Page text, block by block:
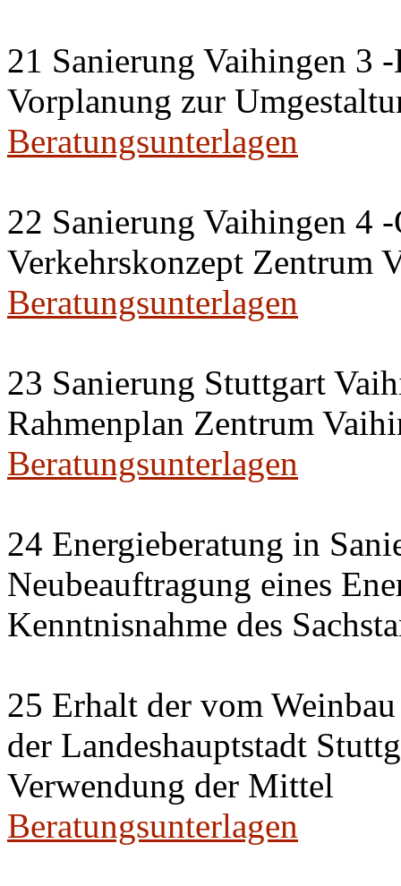
21 Sanierung Vaihingen 3
Vorplanung zur
Beratungsunterlagen
22 Sanierung Vaihingen 4
Verkehrskonzept Zentrum
Beratungsunterlagen
23 Sanierung Stuttgart
Rahmenplan Zentrum
Beratungsunterlagen
24 Energieberatung in
Neubeauftragung eines
Kenntnisnahme des
25 Erhalt der vom
der Landeshauptstadt
Verwendung der Mittel
Beratungsunterlagen